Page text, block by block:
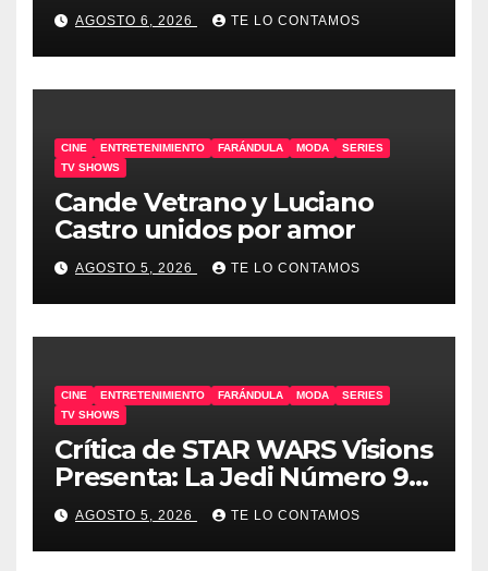
AGOSTO 6, 2026 TE LO CONTAMOS
CINE ENTRETENIMIENTO FARÁNDULA MODA
SERIES
TV SHOWS
Cande Vetrano y Luciano
Castro unidos por amor
AGOSTO 5, 2026 TE LO CONTAMOS
CINE ENTRETENIMIENTO FARÁNDULA MODA
SERIES
TV SHOWS
Crítica de STAR WARS Visions
Presenta: La Jedi Número 9 |
SIN SPOILERS
AGOSTO 5, 2026 TE LO CONTAMOS